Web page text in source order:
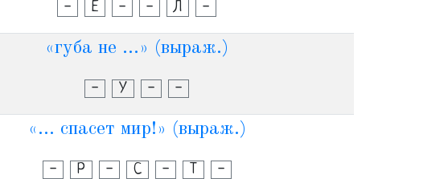
- Е - - Л -
«губа не ...» (выраж.)
- У - -
«... спасет мир!» (выраж.)
- Р - С - Т -